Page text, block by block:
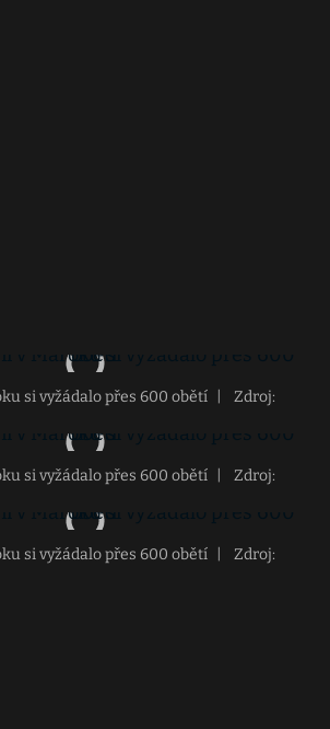
si vyžádalo přes 600 obětí
Zdroj:
si vyžádalo přes 600 obětí
Zdroj:
si vyžádalo přes 600 obětí
Zdroj: